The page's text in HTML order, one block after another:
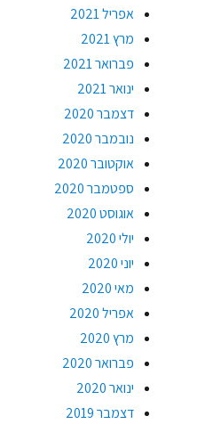
אפריל 2021
מרץ 2021
פברואר 2021
ינואר 2021
דצמבר 2020
נובמבר 2020
אוקטובר 2020
ספטמבר 2020
אוגוסט 2020
יולי 2020
יוני 2020
מאי 2020
אפריל 2020
מרץ 2020
פברואר 2020
ינואר 2020
דצמבר 2019